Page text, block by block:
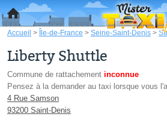
Accueil > Île-de-France > Seine-Saint-Denis >
Liberty Shuttle
Commune de rattachement inconnue
Pensez à la demander au taxi lorsque vous
4 Rue Samson
93200 Saint-Denis